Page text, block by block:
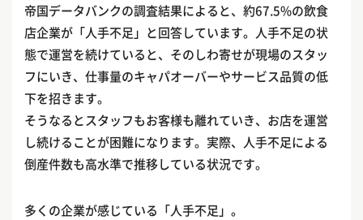
帝国データバンクの調査結果によると、約67.5%の飲食
店企業が「人手不足」と回答しています。人手不足の状
態で運営を続けていると、そのしわ寄せが現場のスタッ
フにいき、仕事量のキャパオーバーやサービス品質の低
下を招きます。
そうなるとスタッフもお客様も離れていき、お店を運営
し続けることが困難になります。実際、人手不足による
倒産件数も高水準で推移している状況です。
多くの企業が感じている「人手不足」。